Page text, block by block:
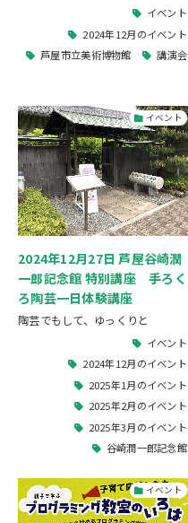
イベント
2024年12月のイベント
芦屋市立美術博物館
講演会
イベント
2024年12月27日 芦屋谷崎潤
一郎記念館 特別講座 手ろく
ろ陶芸一日体験講座
陶芸でもして、ゆっくりと
イベント
2024年12月のイベント
2025年1月のイベント
2025年2月のイベント
2025年3月のイベント
谷崎潤一郎記念館
イベント